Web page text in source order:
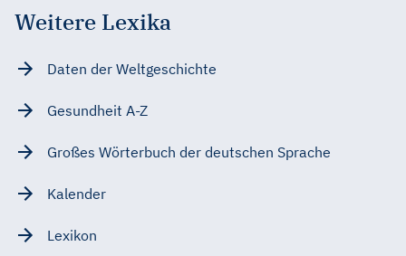
Weitere Lexika
Daten der Weltgeschichte
Gesundheit A-Z
Großes Wörterbuch der deutschen Sprache
Kalender
Lexikon